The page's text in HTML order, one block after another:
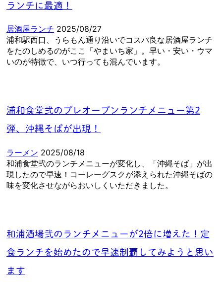
ランチに最適！
居酒屋ランチ 2025/08/27
浦和駅西口、うらもん通り沿いでコスパ良な居酒屋ランチ
をたのしめるのがここ「やまいち家」。早い・安い・ウマ
いのが特徴で、いつ行っても混んでいます。
浦和食堂弐のプレオープンランチメニュー第2
弾、沖縄そばが出現！
ラーメン 2025/08/18
和浦食堂弐のランチメニューが変化し、「沖縄そば」が出
現したので早速！コーレーグスクが添えられた沖縄そばの
味を変化させながらおいしくいただきました。
和浦酒場弐のランチメニューが2倍に増えた！定
食ランチを始めたので早速制覇してみようと思い
ます